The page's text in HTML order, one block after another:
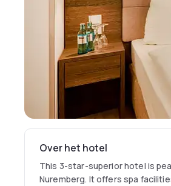
Over het hotel
This 3-star-superior hotel is
Nuremberg. It offers spa